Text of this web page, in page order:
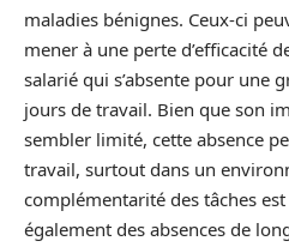
maladies bénignes. Ceux-ci
mener à une perte d’efficacité
salarié qui s’absente pour une
jours de travail. Bien que son
sembler limité, cette absence
travail, surtout dans un
complémentarité des tâches
également des absences de